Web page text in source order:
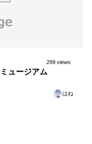
299 views
ュージアム
はね